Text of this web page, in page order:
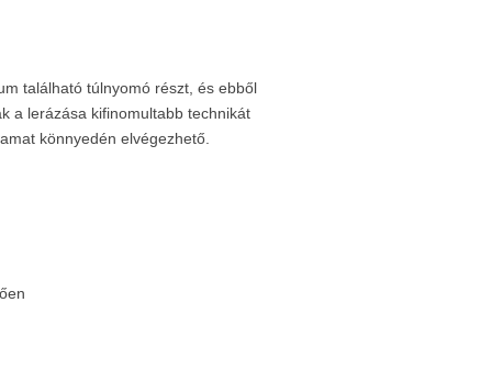
található túlnyomó részt, és ebből
a lerázása kifinomultabb technikát
könnyedén elvégezhető.